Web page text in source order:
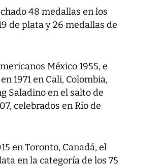
48 medallas en los
de plata y 26 medallas de
México 1955, e
1971 en Cali, Colombia,
Saladino en el salto de
celebrados en Río de
en Toronto, Canadá, el
en la categoría de los 75